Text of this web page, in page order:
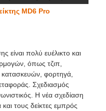
MD6 Pro
είναι πολύ ευέλικτο και
όπως τζιπ,
φορτηγά,
Σχεδιασμός
Η νέα σχεδίαση
τους δείκτες εμπρός